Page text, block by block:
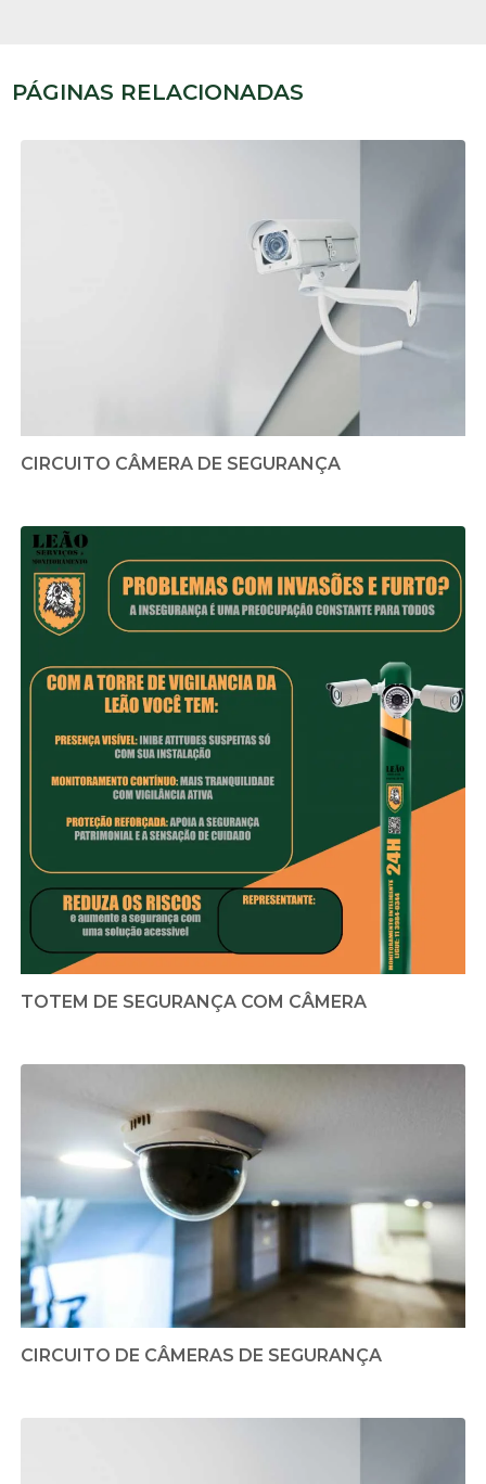
PÁGINAS RELACIONADAS
CIRCUITO CÂMERA DE SEGURANÇA
TOTEM DE SEGURANÇA COM CÂMERA
CIRCUITO DE CÂMERAS DE SEGURANÇA